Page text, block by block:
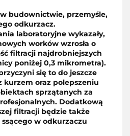
budownictwie, przemyśle,
odkurzacz.
laboratoryjne wykazały,
worków wzrosła o
filtracji najdrobniejszych
poniżej 0,3 mikrometra).
się to do jeszcze
kurzem oraz polepszeniu
sprzątanych za
Dodatkową
filtracji będzie także
w odkurzaczu